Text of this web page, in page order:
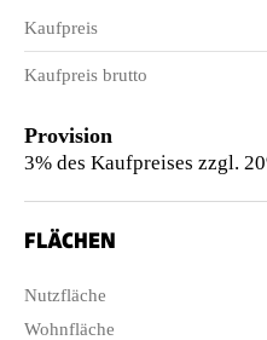
Kaufpreis
Kaufpreis brutto
Provision
3% des Kaufpreises zzgl.
FLÄCHEN
Nutzfläche
Wohnfläche